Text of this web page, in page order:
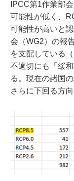
IPCC第1作業部
可能性が低く、
可能性が高いと
会（WG2）の報
を支配している
不適切にも「緩
る。現在の諸国
さらに下回る方向